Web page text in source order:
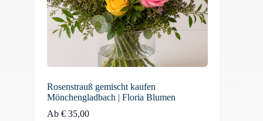
Rosenstrauß gemischt kaufen
Mönchengladbach | Floria Blumen
Ab € 35,00